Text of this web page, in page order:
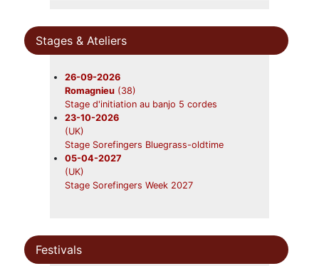
28-11-2026
Saint-Symphorien(33)
Beavers en concert
Stages & Ateliers
26-09-2026
Romagnieu (38)
Stage d'initiation au banjo 5 cordes
23-10-2026
(UK)
Stage Sorefingers Bluegrass-oldtime
05-04-2027
(UK)
Stage Sorefingers Week 2027
Festivals